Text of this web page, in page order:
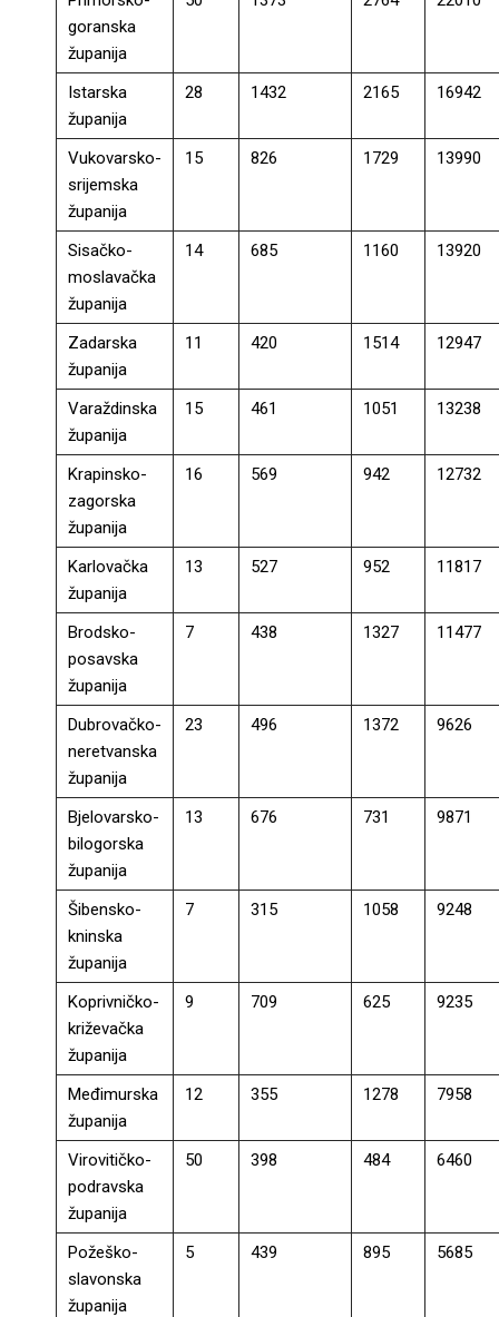
goranska
županija
Istarska
županija
28 1432 2165 16942
Vukovarsko-
srijemska
županija
15 826 1729 13990
Sisačko-
moslavačka
županija
14 685 1160 13920
Zadarska
županija
11 420 1514 12947
Varaždinska
županija
15 461 1051 13238
Krapinsko-
zagorska
županija
16 569 942 12732
Karlovačka
županija
13 527 952 11817
Brodsko-
posavska
županija
7 438 1327 11477
Dubrovačko-
neretvanska
županija
23 496 1372 9626
Bjelovarsko-
bilogorska
županija
13 676 731 9871
Šibensko-
kninska
županija
7 315 1058 9248
Koprivničko-
križevačka
županija
9 709 625 9235
Međimurska
županija
12 355 1278 7958
Virovitičko-
podravska
županija
50 398 484 6460
Požeško-
slavonska
županija
5 439 895 5685